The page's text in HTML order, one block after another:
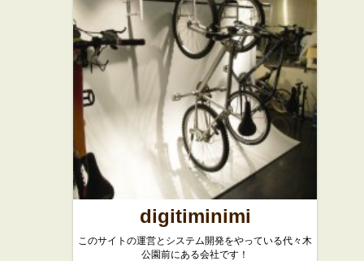
キューブ
ハラジュ
ク
ズ ビガー
バーガー
渋谷
バーガーショップ
digitiminimi
このサイトの運営とシステム開発をやっている代々木
公園前にある会社です！